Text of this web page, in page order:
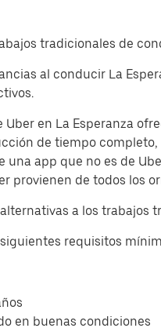
tradicionales de
al conducir La
Uber en La Esperanza
de tiempo
una app que no es de
provienen de todos los
a los
requisitos
en buenas condiciones